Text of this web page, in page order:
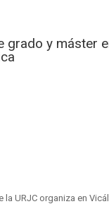
grado y máster
la URJC organiza en